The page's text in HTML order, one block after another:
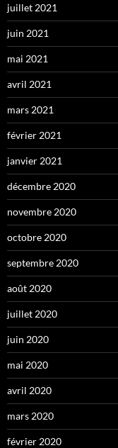
juillet 2021
juin 2021
mai 2021
avril 2021
mars 2021
février 2021
janvier 2021
décembre 2020
novembre 2020
octobre 2020
septembre 2020
août 2020
juillet 2020
juin 2020
mai 2020
avril 2020
mars 2020
février 2020